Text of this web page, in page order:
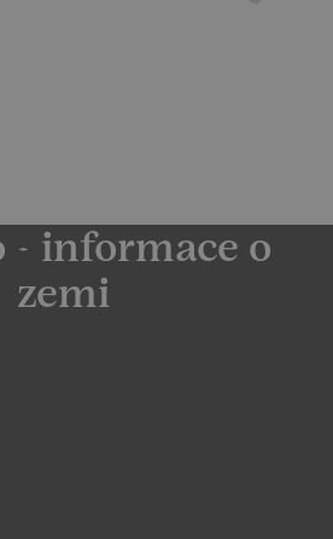
- informace o
zemi